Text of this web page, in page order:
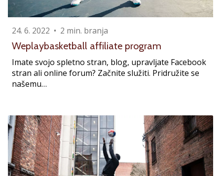
smo
mi?
Pridruži
nam
kot
brend
ambasador/ka.
Prikaži
vse
članke
24. 6. 2022 • 2 min. branja
Weplaybasketball affiliate program
Imate svojo spletno stran, blog, upravljate Facebook
stran ali online forum? Začnite služiti. Pridružite se
našemu…